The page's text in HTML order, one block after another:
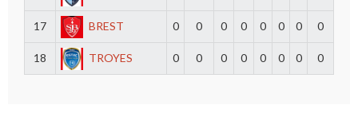
17 BREST 0 0 0 0 0 0 0 0
18 TROYES 0 0 0 0 0 0 0 0